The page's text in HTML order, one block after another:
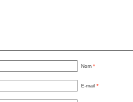
Nom *
E-mail *